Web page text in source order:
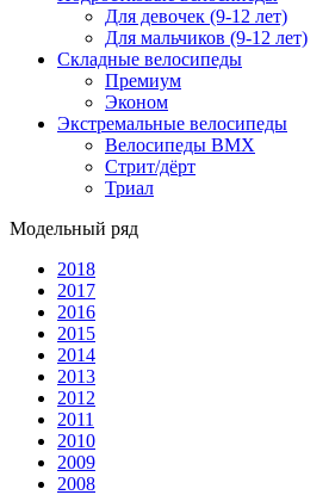
Для девочек (9-12 лет)
Для мальчиков (9-12 лет)
Складные велосипеды
Премиум
Эконом
Экстремальные велосипеды
Велосипеды BMX
Стрит/дёрт
Триал
Модельный ряд
2018
2017
2016
2015
2014
2013
2012
2011
2010
2009
2008